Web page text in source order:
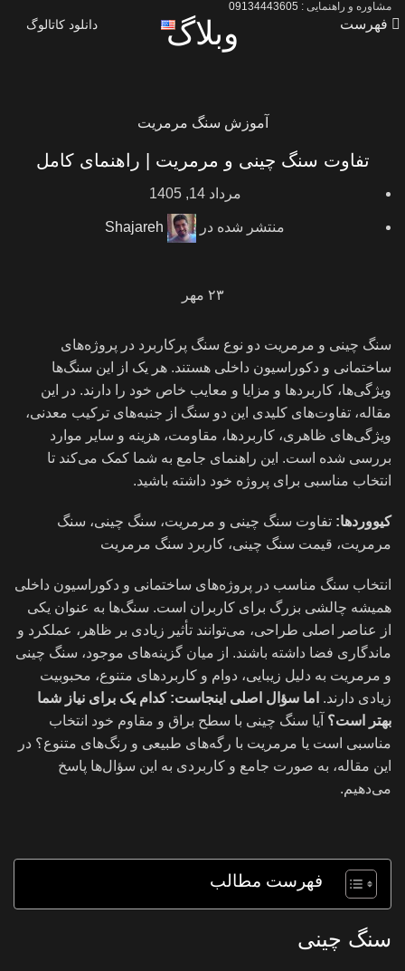
مشاوره و راهنمایی : 09134443605
فهرست دانلود کاتالوگ وبلاگ
آموزش سنگ مرمریت
تفاوت سنگ چینی و مرمریت | راهنمای کامل
مرداد 14, 1405
منتشر شده در Shajareh
۲۳ مهر
سنگ چینی و مرمریت دو نوع سنگ پرکاربرد در پروژه‌های
ساختمانی و دکوراسیون داخلی هستند. هر یک از این سنگ‌ها
ویژگی‌ها، کاربردها و مزایا و معایب خاص خود را دارند. در این
مقاله، تفاوت‌های کلیدی این دو سنگ از جنبه‌های ترکیب معدنی،
ویژگی‌های ظاهری، کاربردها، مقاومت، هزینه و سایر موارد
بررسی شده است. این راهنمای جامع به شما کمک می‌کند تا
انتخاب مناسبی برای پروژه خود داشته باشید.
کیووردها: تفاوت سنگ چینی و مرمریت، سنگ چینی، سنگ
مرمریت، قیمت سنگ چینی، کاربرد سنگ مرمریت
انتخاب سنگ مناسب در پروژه‌های ساختمانی و دکوراسیون داخلی
همیشه چالشی بزرگ برای کاربران است. سنگ‌ها به عنوان یکی
از عناصر اصلی طراحی، می‌توانند تأثیر زیادی بر ظاهر، عملکرد و
ماندگاری فضا داشته باشند. از میان گزینه‌های موجود، سنگ چینی
و مرمریت به دلیل زیبایی، دوام و کاربردهای متنوع، محبوبیت
زیادی دارند. اما سؤال اصلی اینجاست: کدام یک برای نیاز شما
بهتر است؟ آیا سنگ چینی با سطح براق و مقاوم خود انتخاب
مناسبی است یا مرمریت با رگه‌های طبیعی و رنگ‌های متنوع؟ در
این مقاله، به صورت جامع و کاربردی به این سؤال‌ها پاسخ
می‌دهیم.
فهرست مطالب
سنگ چینی